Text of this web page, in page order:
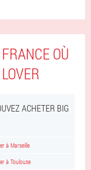
OÙ
ACHETER BIG
à Marseille
à Toulouse